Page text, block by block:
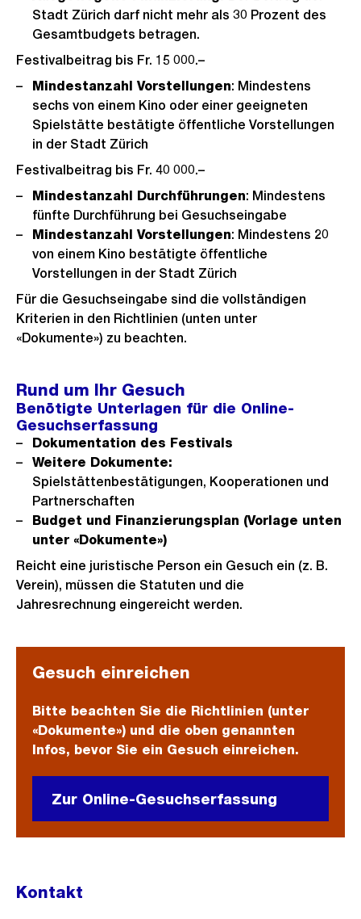
Stadt Zürich darf nicht mehr als 30 Prozent des
Gesamtbudgets betragen.
Festivalbeitrag bis Fr. 15 000.–
Mindestanzahl Vorstellungen: Mindestens
sechs von einem Kino oder einer geeigneten
Spielstätte bestätigte öffentliche Vorstellungen
in der Stadt Zürich
Festivalbeitrag bis Fr. 40 000.–
Mindestanzahl Durchführungen: Mindestens
fünfte Durchführung bei Gesuchseingabe
Mindestanzahl Vorstellungen: Mindestens 20
von einem Kino bestätigte öffentliche
Vorstellungen in der Stadt Zürich
Für die Gesuchseingabe sind die vollständigen
Kriterien in den Richtlinien (unten unter
«Dokumente») zu beachten.
Rund um Ihr Gesuch
Benötigte Unterlagen für die Online-
Gesuchserfassung
Dokumentation des Festivals
Weitere Dokumente:
Spielstättenbestätigungen, Kooperationen und
Partnerschaften
Budget und Finanzierungsplan (Vorlage unten
unter «Dokumente»)
Reicht eine juristische Person ein Gesuch ein (z. B.
Verein), müssen die Statuten und die
Jahresrechnung eingereicht werden.
Gesuch einreichen
Bitte beachten Sie die Richtlinien (unter
«Dokumente») und die oben genannten
Infos, bevor Sie ein Gesuch einreichen.
Zur Online-Gesuchserfassung
Kontakt